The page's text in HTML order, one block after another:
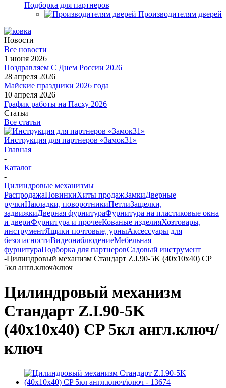
Подборка для партнеров
Производителям дверей
Новости
Все новости
1 июня 2026
Поздравляем С Днем России 2026
28 апреля 2026
Майские праздники 2026 года
10 апреля 2026
График работы на Пасху 2026
Статьи
Все статьи
Инструкция для партнеров «Замок31»
Главная
-
Каталог
-
Цилиндровые механизмы
РаспродажаНовинкиХиты продажЗамкиДверные
ручкиНакладки, поворотникиПетлиЗащелки,
задвижкиДверная фурнитураФурнитура на пластиковые окна
и двериФурнитура и прочееКованые изделияХозтовары,
инструментЯщики почтовые, урныАксессуары для
безопасностиВидеонаблюдениеМебельная
фурнитураПодборка для партнеровСадовый инструмент
-Цилиндровый механизм Стандарт Z.I.90-5K (40х10х40) CP
5кл англ.ключ/ключ
Цилиндровый механизм
Стандарт Z.I.90-5K
(40х10х40) CP 5кл англ.ключ/
ключ